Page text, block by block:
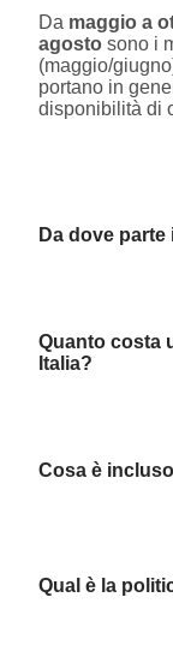
Da maggio a
agosto sono i
(maggio/
portano in
disponibilità di
Da dove
Quanto costa
Italia?
Cosa è
Qual è la